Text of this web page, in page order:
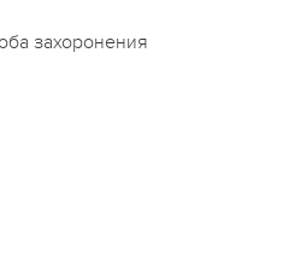
захоронения